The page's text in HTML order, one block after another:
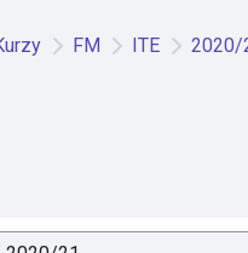
FM ITE 2020/